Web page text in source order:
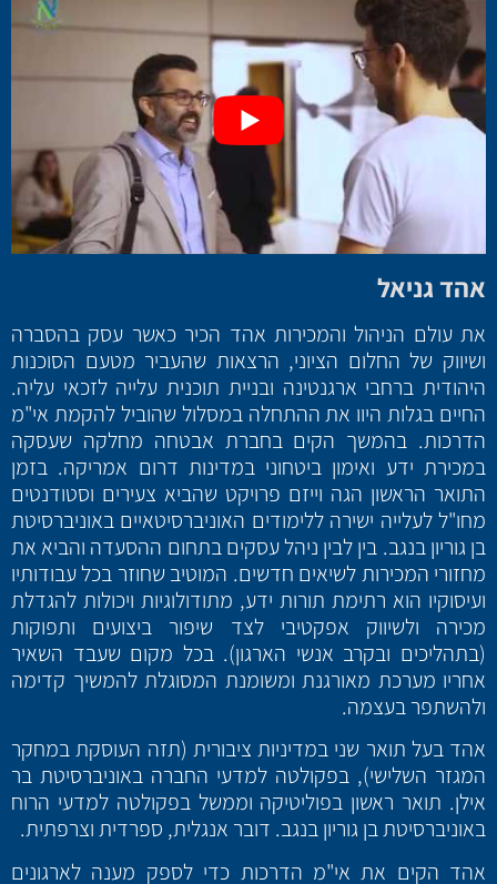
אהד גניאל
את עולם הניהול והמכירות אהד הכיר כאשר עסק בהסברה
ושיווק של החלום הציוני, הרצאות שהעביר מטעם הסוכנות
היהודית ברחבי ארגנטינה ובניית תוכנית עלייה לזכאי עליה.
החיים בגלות היוו את ההתחלה במסלול שהוביל להקמת אי"מ
הדרכות. בהמשך הקים בחברת אבטחה מחלקה שעסקה
במכירת ידע ואימון ביטחוני במדינות דרום אמריקה. בזמן
התואר הראשון הגה וייזם פרויקט שהביא צעירים וסטודנטים
מחו"ל לעלייה ישירה ללימודים האוניברסיטאיים באוניברסיטת
בן גוריון בנגב. בין לבין ניהל עסקים בתחום ההסעדה והביא את
מחזורי המכירות לשיאים חדשים. המוטיב שחוזר בכל עבודותיו
ועיסוקיו הוא רתימת תורות ידע, מתודולוגיות ויכולות להגדלת
מכירה ולשיווק אפקטיבי לצד שיפור ביצועים ותפוקות
(בתהליכים ובקרב אנשי הארגון). בכל מקום שעבד השאיר
אחריו מערכת מאורגנת ומשומנת המסוגלת להמשיך קדימה
ולהשתפר בעצמה.
אהד בעל תואר שני במדיניות ציבורית (תזה העוסקת במחקר
המגזר השלישי), בפקולטה למדעי החברה באוניברסיטת בר
אילן. תואר ראשון בפוליטיקה וממשל בפקולטה למדעי הרוח
באוניברסיטת בן גוריון בנגב. דובר אנגלית, ספרדית וצרפתית.
אהד הקים את אי"מ הדרכות כדי לספק מענה לארגונים